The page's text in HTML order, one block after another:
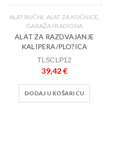
ALAT RUČNI, ALAT ZA KOČNICE,
GARAŽA I RADIONA
ALAT ZA RAZDVAJANJE
KALIPERA/PLO?ICA
TLSCLP12
39,42 €
DODAJ U KOŠARICU